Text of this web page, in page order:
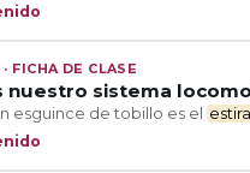
FICHA DE CLASE
nuestro sistema
esguince de tobillo es el